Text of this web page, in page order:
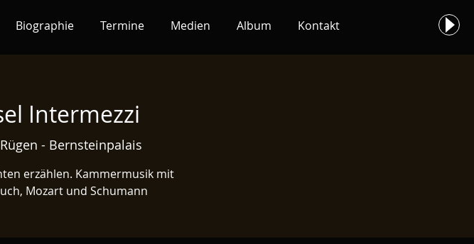
Biographie Termine Medien Album Kontakt
Intermezzi
- Bernsteinpalais
erzählen. Kammermusik mit
Mozart und Schumann